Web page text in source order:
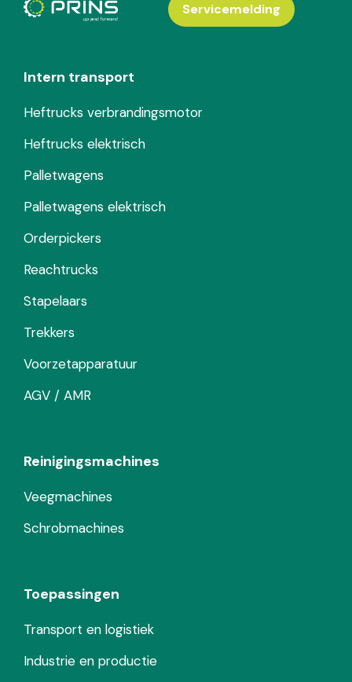
Intern transport
Heftrucks verbrandingsmotor
Heftrucks elektrisch
Palletwagens
Palletwagens elektrisch
Orderpickers
Reachtrucks
Stapelaars
Trekkers
Voorzetapparatuur
AGV / AMR
Reinigingsmachines
Veegmachines
Schrobmachines
Toepassingen
Transport en logistiek
Industrie en productie
Servicemelding